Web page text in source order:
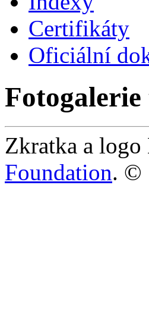
Certifikáty
Oficiální
Zkratka a
Foundation. ©